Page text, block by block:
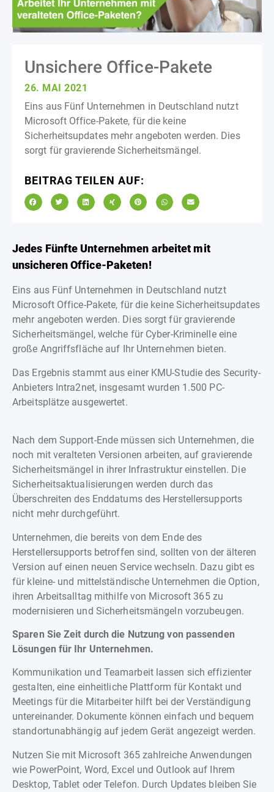
Unsichere Office-Pakete
26. MAI 2021
Eins aus Fünf Unternehmen in Deutschland nutzt
Microsoft Office-Pakete, für die keine
Sicherheitsupdates mehr angeboten werden. Dies
sorgt für gravierende Sicherheitsmängel.
BEITRAG TEILEN AUF:
Jedes Fünfte Unternehmen arbeitet mit
unsicheren Office-Paketen!
Eins aus Fünf Unternehmen in Deutschland nutzt
Microsoft Office-Pakete, für die keine Sicherheitsupdates
mehr angeboten werden. Dies sorgt für gravierende
Sicherheitsmängel, welche für Cyber-Kriminelle eine
große Angriffsfläche auf Ihr Unternehmen bieten.
Das Ergebnis stammt aus einer KMU-Studie des Security-
Anbieters Intra2net, insgesamt wurden 1.500 PC-
Arbeitsplätze ausgewertet.
Nach dem Support-Ende müssen sich Unternehmen, die
noch mit veralteten Versionen arbeiten, auf gravierende
Sicherheitsmängel in ihrer Infrastruktur einstellen. Die
Sicherheitsaktualisierungen werden durch das
Überschreiten des Enddatums des Herstellersupports
nicht mehr durchgeführt.
Unternehmen, die bereits von dem Ende des
Herstellersupports betroffen sind, sollten von der älteren
Version auf einen neuen Service wechseln. Dazu gibt es
für kleine- und mittelständische Unternehmen die Option,
ihren Arbeitsalltag mithilfe von Microsoft 365 zu
modernisieren und Sicherheitsmängeln vorzubeugen.
Sparen Sie Zeit durch die Nutzung von passenden
Lösungen für Ihr Unternehmen.
Kommunikation und Teamarbeit lassen sich effizienter
gestalten, eine einheitliche Plattform für Kontakt und
Meetings für die Mitarbeiter hilft bei der Verständigung
untereinander. Dokumente können einfach und bequem
standortunabhängig auf jedem Gerät angezeigt werden.
Nutzen Sie mit Microsoft 365 zahlreiche Anwendungen
wie PowerPoint, Word, Excel und Outlook auf Ihrem
Desktop, Tablet oder Telefon. Durch Updates bleiben Sie